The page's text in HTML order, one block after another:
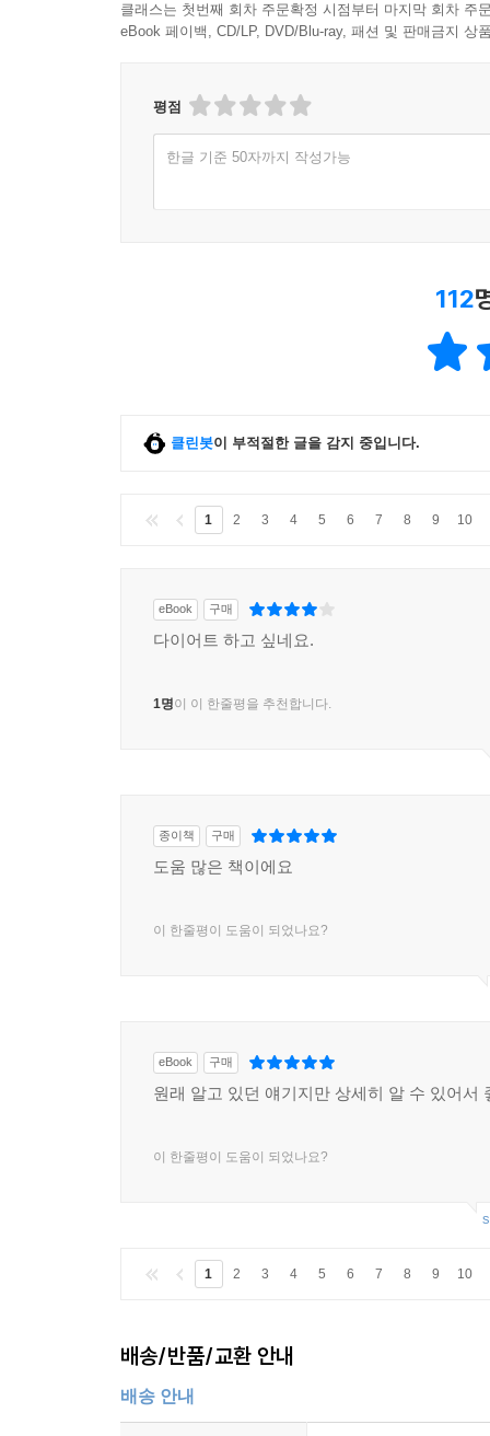
클래스는 첫번째 회차 주문확정 시점부터 마지막 회차 주
eBook 페이백, CD/LP, DVD/Blu-ray, 패션 및 판매금지 상
평점
한글 기준 50자까지 작성가능
112
클린봇이 부적절한 글을 감지 중입니다.
1 2 3 4 5 6 7 8 9 10
eBook 구매
다이어트 하고 싶네요.
1명이 이 한줄평을 추천합니다.
종이책 구매
도움 많은 책이에요
이 한줄평이 도움이 되었나요?
eBook 구매
원래 알고 있던 얘기지만 상세히 알 수 있어서
이 한줄평이 도움이 되었나요?
1 2 3 4 5 6 7 8 9 10
배송/반품/교환 안내
배송 안내